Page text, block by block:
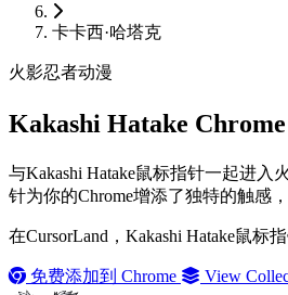
卡卡西·哈塔克
火影忍者动漫
Kakashi Hatake
与Kakashi Hatake鼠标指针一起进
针为你的Chrome增添了独特的触感
在CursorLand，Kakashi Hatake鼠
免费添加到 Chrome View